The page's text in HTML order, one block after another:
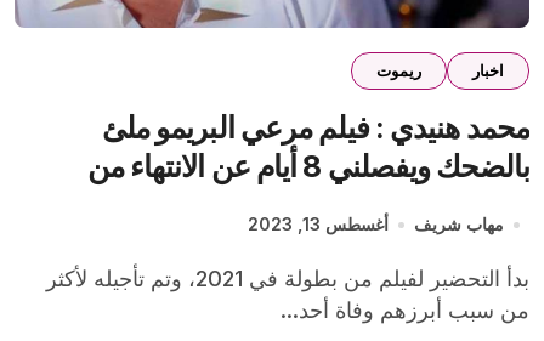
اخبار ريموت
محمد هنيدي : فيلم مرعي البريمو ملئ
بالضحك ويفصلني 8 أيام عن الانتهاء من
تصوير الجواهرجي
مهاب شريف أغسطس 13, 2023
بدأ التحضير لفيلم من بطولة في 2021، وتم تأجيله لأكثر
من سبب أبرزهم وفاة أحد...